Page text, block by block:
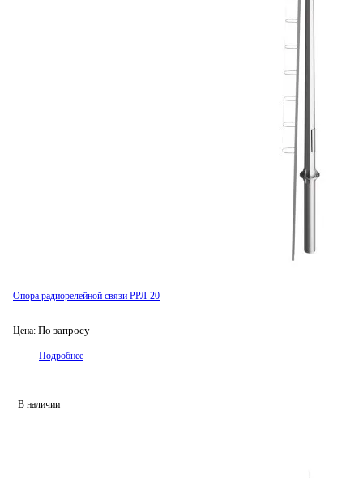
Опора радиорелейной связи РРЛ-20
Цена: По запросу
Подробнее
В наличии